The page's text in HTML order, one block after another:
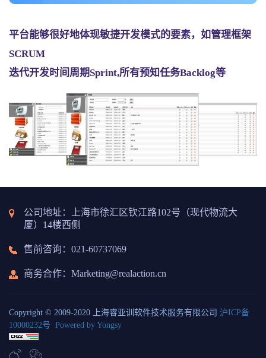
平台能够很好地体现敏捷开发模式的要素，如管理框架
SCRUM
迭代开发时间周期Sprint,所有预知任务Backlog等
公司地址：上海市徐汇区钦江路102号（现代物流大
厦）14楼西侧
售前咨询：021-60737069
商务合作：Marketing@realaction.cn
Copyright © 2009-2020 上海睿亚训软件技术服务有限公司 沪ICP备
10000232号 Powered by Yongsy